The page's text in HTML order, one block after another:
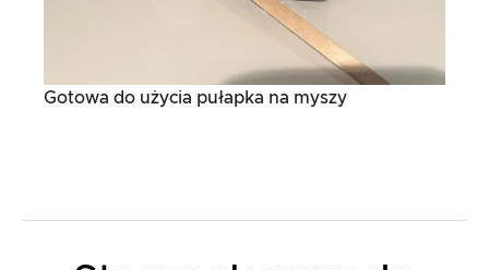
Gotowa do użycia pułapka na myszy